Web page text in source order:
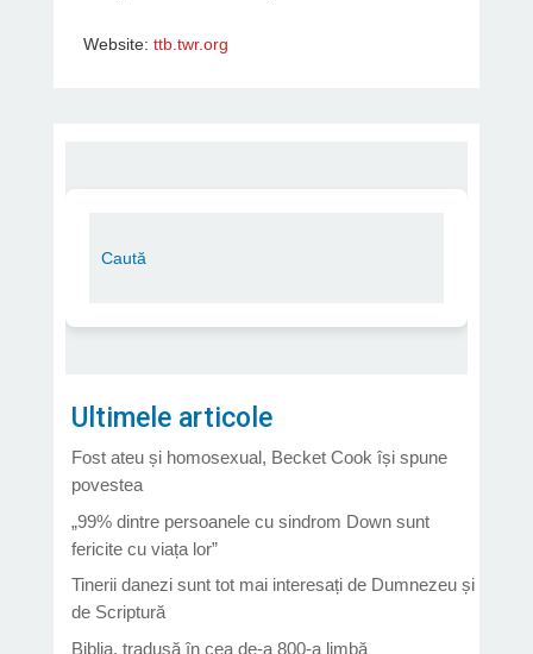
Website: ttb.twr.org
Ultimele articole
Fost ateu și homosexual, Becket Cook își spune
povestea
„99% dintre persoanele cu sindrom Down sunt
fericite cu viața lor”
Tinerii danezi sunt tot mai interesați de Dumnezeu și
de Scriptură
Biblia, tradusă în cea de-a 800-a limbă